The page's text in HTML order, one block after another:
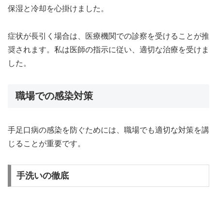
保湿と冷却を心掛けました。
症状が長引く場合は、医療機関での診察を受けることが推
奨されます。私は医師の指示に従い、適切な治療を受けま
した。
職場での感染対策
手足口病の感染を防ぐためには、職場でも適切な対策を講
じることが重要です。
手洗いの徹底